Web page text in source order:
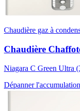
Chaudière gaz à
Chaudière
Niagara C Green Ultra
Dépanner